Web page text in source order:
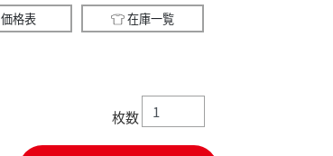
価格表 在庫一覧
枚数